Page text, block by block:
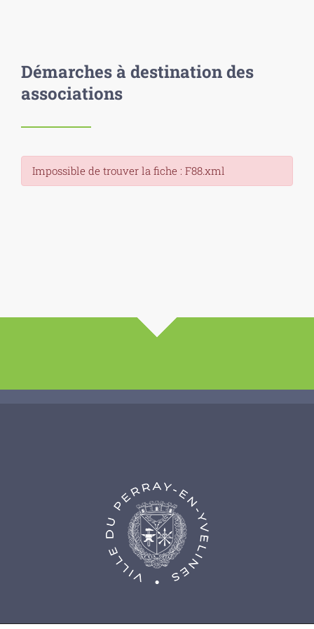
Démarches à destination des
associations
Impossible de trouver la fiche : F88.xml